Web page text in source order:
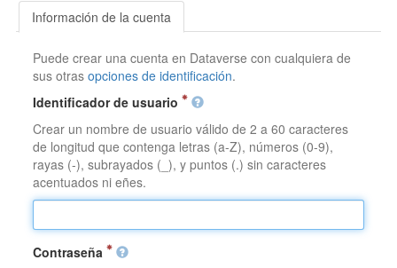
Información de la cuenta
Puede crear una cuenta en Dataverse con cualquiera de
sus otrasopciones de identificación.
Identificador de usuario
Crear un nombre de usuario válido de 2 a 60 caracteres
de longitud que contenga letras (a-Z), números (0-9),
rayas (-), subrayados (_), y puntos (.) sin caracteres
acentuados ni eñes.
Contraseña